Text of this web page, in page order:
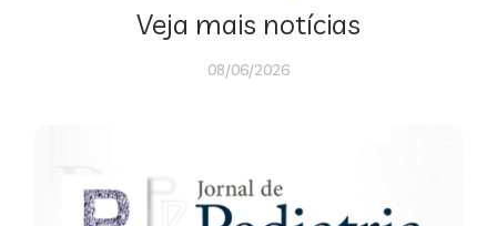
Veja mais notícias
08/06/2026